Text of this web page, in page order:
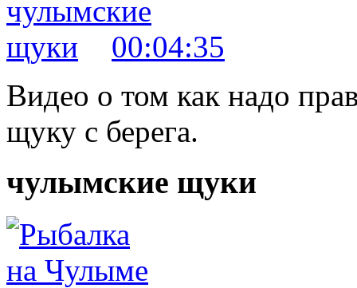
00:04:35
Видео о том как надо
щуку с берега.
чулымские щуки